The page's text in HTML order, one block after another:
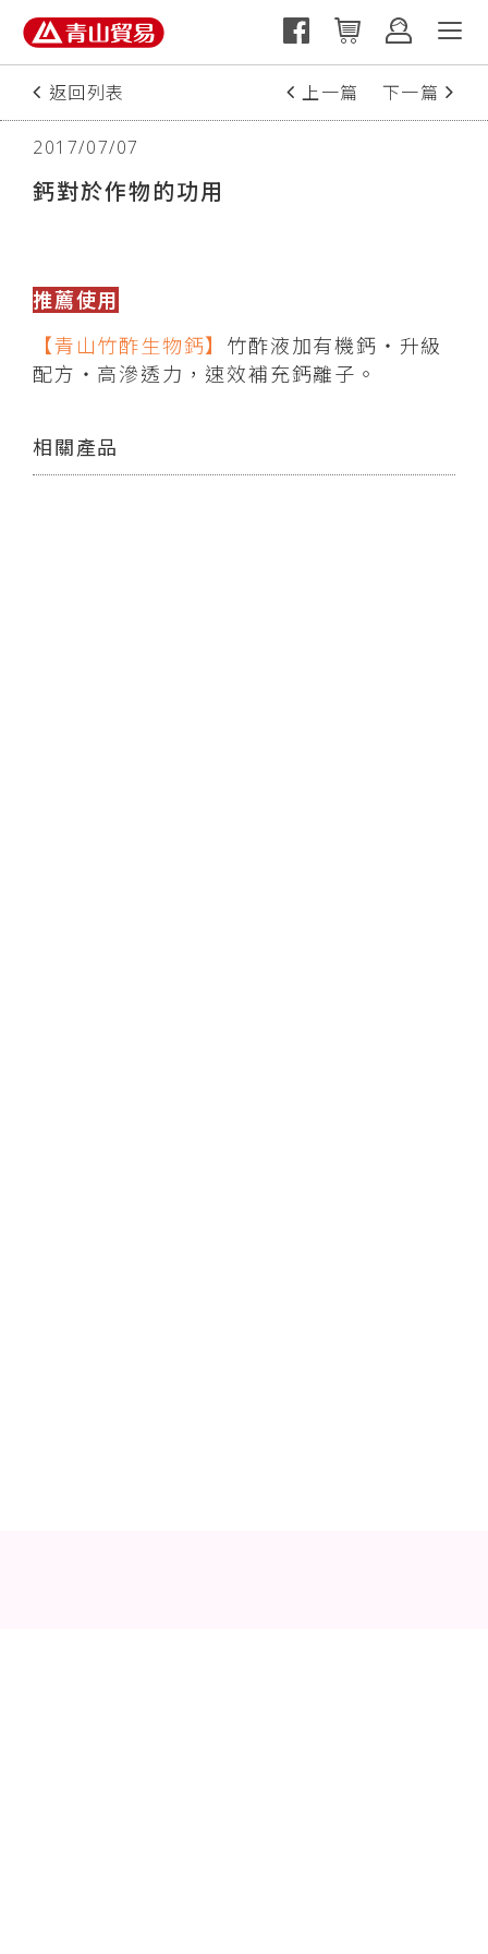
返回列表 上一篇 下一篇
2017/07/07
鈣對於作物的功用
推薦使用
【青山竹酢生物鈣】 竹酢液加有機鈣‧升級
配方‧高滲透力，速效補充鈣離子。
相關產品